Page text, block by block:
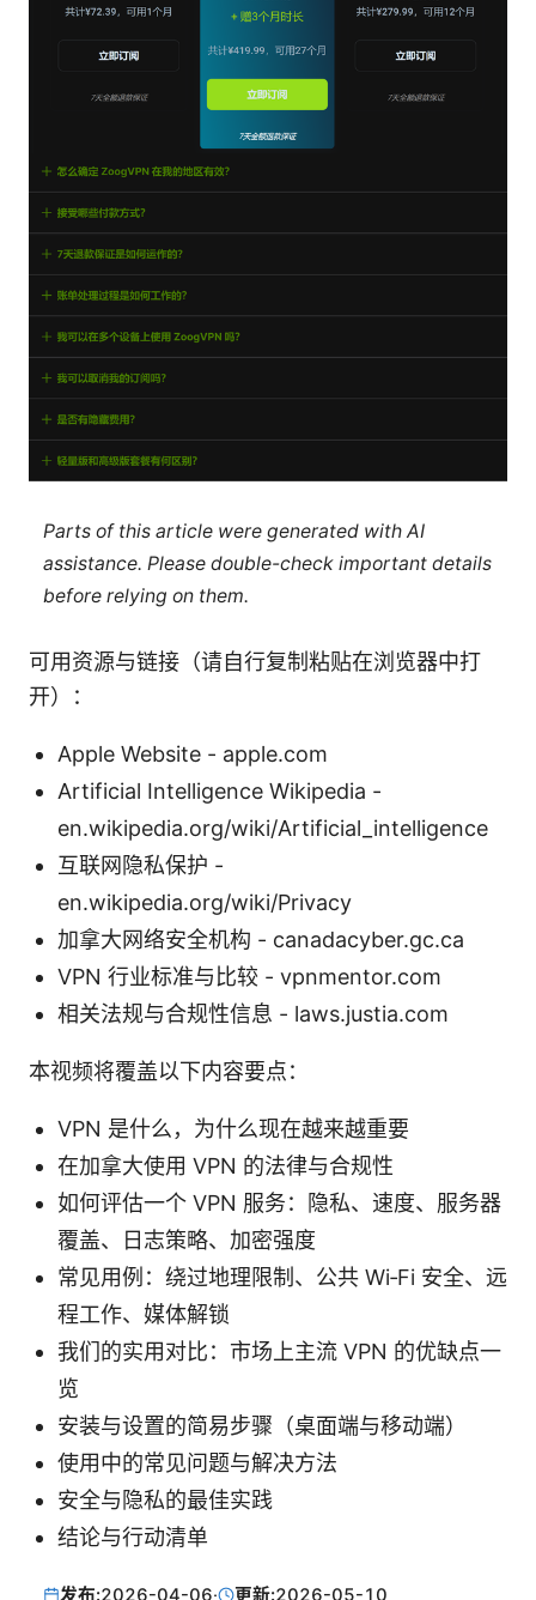
Parts of this article were generated with AI
assistance. Please double-check important details
before relying on them.
可用资源与链接（请自行复制粘贴在浏览器中打
开）：
Apple Website - apple.com
Artificial Intelligence Wikipedia -
en.wikipedia.org/wiki/Artificial_intelligence
互联网隐私保护 -
en.wikipedia.org/wiki/Privacy
加拿大网络安全机构 - canadacyber.gc.ca
VPN 行业标准与比较 - vpnmentor.com
相关法规与合规性信息 - laws.justia.com
本视频将覆盖以下内容要点：
VPN 是什么，为什么现在越来越重要
在加拿大使用 VPN 的法律与合规性
如何评估一个 VPN 服务：隐私、速度、服务器
覆盖、日志策略、加密强度
常见用例：绕过地理限制、公共 Wi‑Fi 安全、远
程工作、媒体解锁
我们的实用对比：市场上主流 VPN 的优缺点一
览
安装与设置的简易步骤（桌面端与移动端）
使用中的常见问题与解决方法
安全与隐私的最佳实践
结论与行动清单
发布:2026-04-06· 更新:2026-05-10